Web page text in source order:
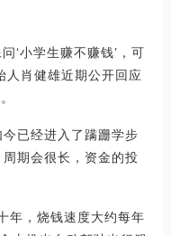
‘小学生赚不赚钱’，可
人肖健雄近期公开回应
已经进入了蹒跚学步
期会很长，资金的投
，烧钱速度大约每年